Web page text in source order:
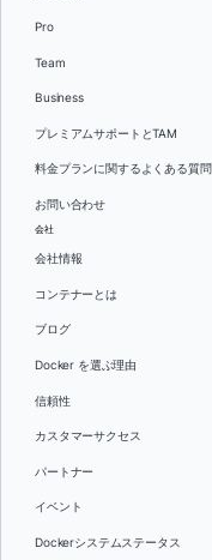
Pro
Team
Business
プレミアムサポートとTAM
料金プランに関するよくある質問
お問い合わせ
会社
会社情報
コンテナーとは
ブログ
Docker を選ぶ理由
信頼性
カスタマーサクセス
パートナー
イベント
Dockerシステムステータス